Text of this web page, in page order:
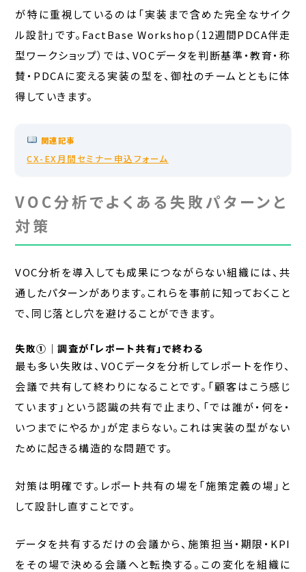
が特に重視しているのは「実装まで含めた完全なサイク
ル設計」です。FactBase Workshop（12週間PDCA伴走
型ワークショップ）では、VOCデータを判断基準・教育・称
賛・PDCAに変える実装の型を、御社のチームとともに体
得していきます。
関連記事
CX-EX月間セミナー申込フォーム
VOC分析でよくある失敗パターンと
対策
VOC分析を導入しても成果につながらない組織には、共
通したパターンがあります。これらを事前に知っておくこと
で、同じ落とし穴を避けることができます。
失敗①｜調査が「レポート共有」で終わる
最も多い失敗は、VOCデータを分析してレポートを作り、
会議で共有して終わりになることです。「顧客はこう感じ
ています」という認識の共有で止まり、「では誰が・何を・
いつまでにやるか」が定まらない。これは実装の型がない
ために起きる構造的な問題です。
対策は明確です。レポート共有の場を「施策定義の場」と
して設計し直すことです。
データを共有するだけの会議から、施策担当・期限・KPI
をその場で決める会議へと転換する。この変化を組織に